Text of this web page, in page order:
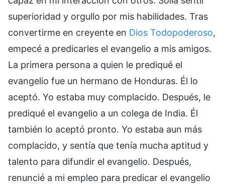
superioridad y orgullo por mis habilidades. Tras
convertirme en creyente en Dios Todopoderoso,
empecé a predicarles el evangelio a mis amigos.
La primera persona a quien le prediqué el
evangelio fue un hermano de Honduras. Él lo
aceptó. Yo estaba muy complacido. Después, le
prediqué el evangelio a un colega de India. Él
también lo aceptó pronto. Yo estaba aun más
complacido, y sentía que tenía mucha aptitud y
talento para difundir el evangelio. Después,
renuncié a mi empleo para predicar el evangelio